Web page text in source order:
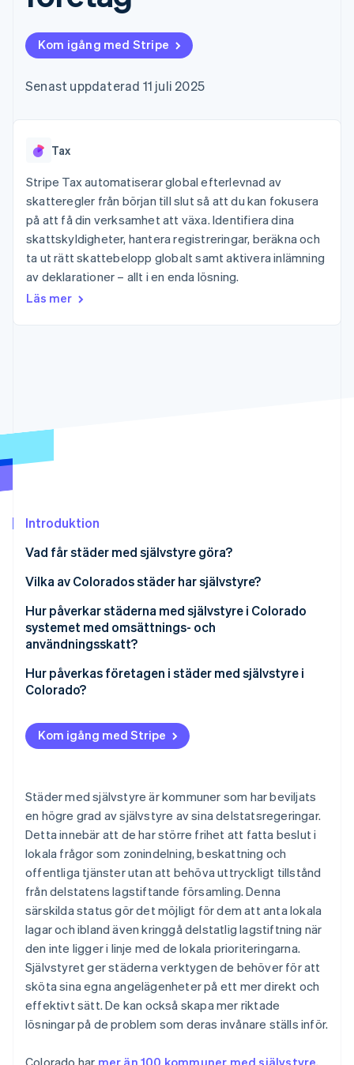
Accelererad kassaprocess
Financial Connections
Länkade finanskontodata
Product roadmap
Se vad som kommer härnäst
Radar
Bedrägeribekämpning
Atlas
Bolagsbildning för startups
Climate
Plattformar
Efter bransch
AI-företag
och fritid
Försäkringsbolag
Media och
underhållning
Ideella organisationer
Professionella tjänster
Offentlig sektor
Detaljhandel
Erbjud
fakturering
Utfärda stablecoin-
Tillhandahåll och
hantera tjänster med
Resurser
Appintegrationer
Kodexempel
Utvecklarblogg
API-status
Företag
Produktplan
Sessions årliga
Karriärer
Nyhetsrum
Kontakta säljteamet
Bli partner
Kom igång med Stripe
Senast uppdaterad 11 juli 2025
Tax
Stripe Tax automatiserar global efterlevnad av
skatteregler från början till slut så att du kan fokusera
på att få din verksamhet att växa. Identifiera dina
skattskyldigheter, hantera registreringar, beräkna och
ta ut rätt skattebelopp globalt samt aktivera inlämning
av deklarationer – allt i en enda lösning.
Läs mer
Introduktion
Vad får städer med självstyre göra?
Vilka av Colorados städer har självstyre?
Hur påverkar städerna med självstyre i Colorado
systemet med omsättnings- och
användningsskatt?
Hur påverkas företagen i städer med självstyre i
Colorado?
Kom igång med Stripe
Städer med självstyre är kommuner som har beviljats
en högre grad av självstyre av sina delstatsregeringar.
Detta innebär att de har större frihet att fatta beslut i
lokala frågor som zonindelning, beskattning och
offentliga tjänster utan att behöva uttryckligt tillstånd
från delstatens lagstiftande församling. Denna
särskilda status gör det möjligt för dem att anta lokala
lagar och ibland även kringgå delstatlig lagstiftning när
den inte ligger i linje med de lokala prioriteringarna.
Självstyret ger städerna verktygen de behöver för att
sköta sina egna angelägenheter på ett mer direkt och
effektivt sätt. De kan också skapa mer riktade
lösningar på de problem som deras invånare ställs inför.